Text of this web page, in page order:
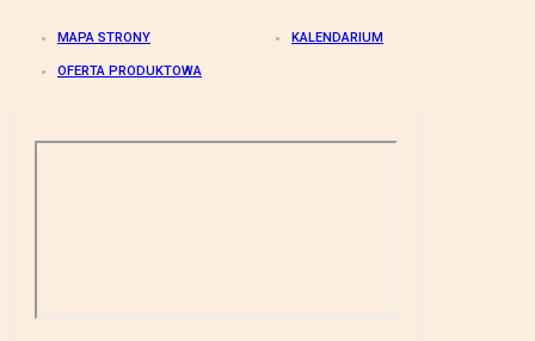
MAPA STRONY KALENDARIUM
OFERTA PRODUKTOWA